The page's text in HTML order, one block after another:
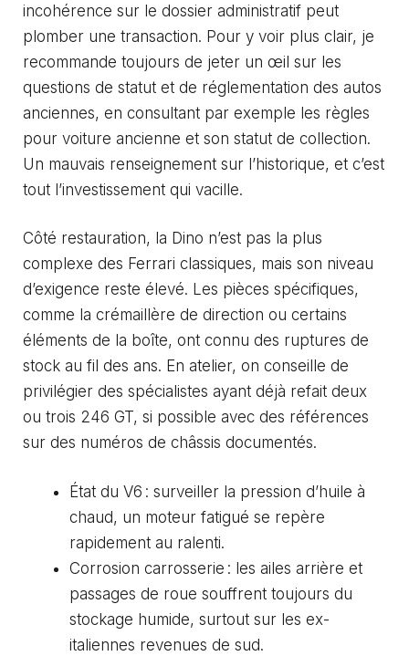
incohérence sur le dossier administratif peut
plomber une transaction. Pour y voir plus clair, je
recommande toujours de jeter un œil sur les
questions de statut et de réglementation des autos
anciennes, en consultant par exemple les règles
pour voiture ancienne et son statut de collection.
Un mauvais renseignement sur l’historique, et c’est
tout l’investissement qui vacille.
Côté restauration, la Dino n’est pas la plus
complexe des Ferrari classiques, mais son niveau
d’exigence reste élevé. Les pièces spécifiques,
comme la crémaillère de direction ou certains
éléments de la boîte, ont connu des ruptures de
stock au fil des ans. En atelier, on conseille de
privilégier des spécialistes ayant déjà refait deux
ou trois 246 GT, si possible avec des références
sur des numéros de châssis documentés.
État du V6 : surveiller la pression d’huile à
chaud, un moteur fatigué se repère
rapidement au ralenti.
Corrosion carrosserie : les ailes arrière et
passages de roue souffrent toujours du
stockage humide, surtout sur les ex-
italiennes revenues de sud.